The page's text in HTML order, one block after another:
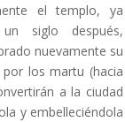
el templo, ya
siglo después,
nuevamente su
los martu (hacia
a la ciudad
y embelleciéndola